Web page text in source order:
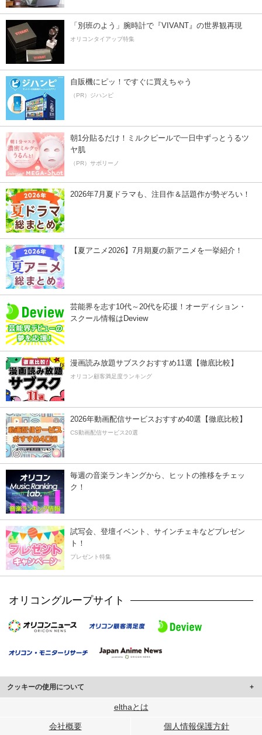
「別班のよう」腕時計で『VIVANT』の世界観再現
オリコンタイアップ特集
自販機にピッ！ですぐに買えちゃう
（PR）ジハンピ
朝1分貼るだけ！ミルクピールで一日中ずっとうるツ
ヤ肌
（PR）サボリーノ
2026年7月夏ドラマも、注目作＆話題作が勢ぞろい！
【夏アニメ2026】7月期夏の新アニメを一挙紹介！
芸能界を志す10代～20代を応援！オーディション・
スクール情報はDeview
漫画読み放題サブスクおすすめ11選【徹底比較】
オリコン顧客満足度ランキング
2026年動画配信サービスおすすめ40選【徹底比較】
CS動画配信サービス20選
毎週の音楽ランキングから、ヒットの推移をチェッ
ク！
試写会、登壇イベント、サインチェキなどプレゼン
ト！
プレゼント特集
オリコングループサイト
クッキーの使用について
このサイトでは Cookie を使用して、ユーザーに合わせたコンテンツや広告の
行っています。
elthaとは
会社概要 個人情報保護方針